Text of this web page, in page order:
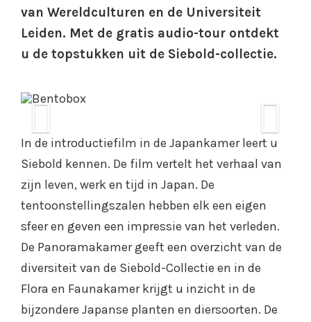
van Wereldculturen en de Universiteit
Leiden. Met de gratis audio-tour ontdekt
u de topstukken uit de Siebold-collectie.
Japans lakwerk: een picknickset
Previous
In de introductiefilm in de Japankamer leert u
Siebold kennen. De film vertelt het verhaal van
zijn leven, werk en tijd in Japan. De
tentoonstellingszalen hebben elk een eigen
sfeer en geven een impressie van het verleden.
De Panoramakamer geeft een overzicht van de
diversiteit van de Siebold-Collectie en in de
Flora en Faunakamer krijgt u inzicht in de
bijzondere Japanse planten en diersoorten. De